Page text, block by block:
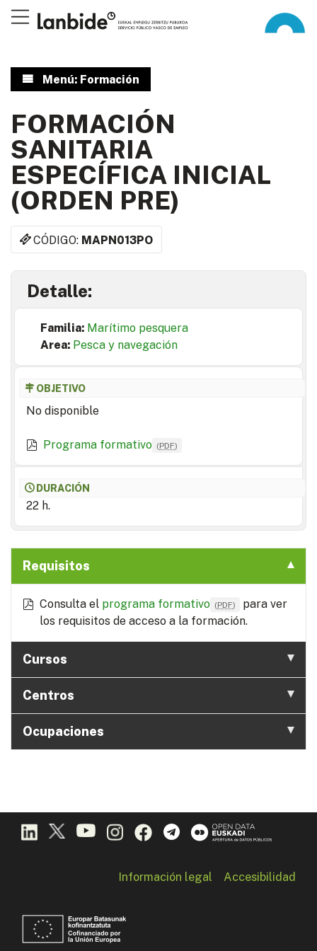
Menú: Formación
FORMACIÓN
SANITARIA
ESPECÍFICA INICIAL
(ORDEN PRE)
CÓDIGO: MAPN013PO
Detalle:
Familia: Marítimo pesquera
Area: Pesca y navegación
OBJETIVO
No disponible
Programa formativo (PDF)
DURACIÓN
22 h.
Requisitos
Consulta el programa formativo (PDF)
para ver
los requisitos de acceso a la formación.
Cursos
Centros
Ocupaciones
Información legal Accesibilidad